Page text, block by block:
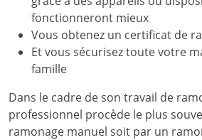
fonctionneront mieux
Vous obtenez un certificat de
Et vous sécurisez toute votre
famille
Dans le cadre de son travail de
professionnel procède le plus
ramonage manuel soit par un